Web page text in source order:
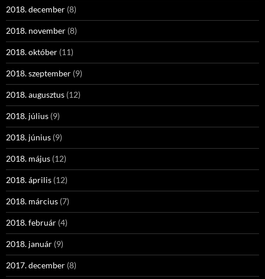
2018. december (8)
2018. november (8)
2018. október (11)
2018. szeptember (9)
2018. augusztus (12)
2018. július (9)
2018. június (9)
2018. május (12)
2018. április (12)
2018. március (7)
2018. február (4)
2018. január (9)
2017. december (8)